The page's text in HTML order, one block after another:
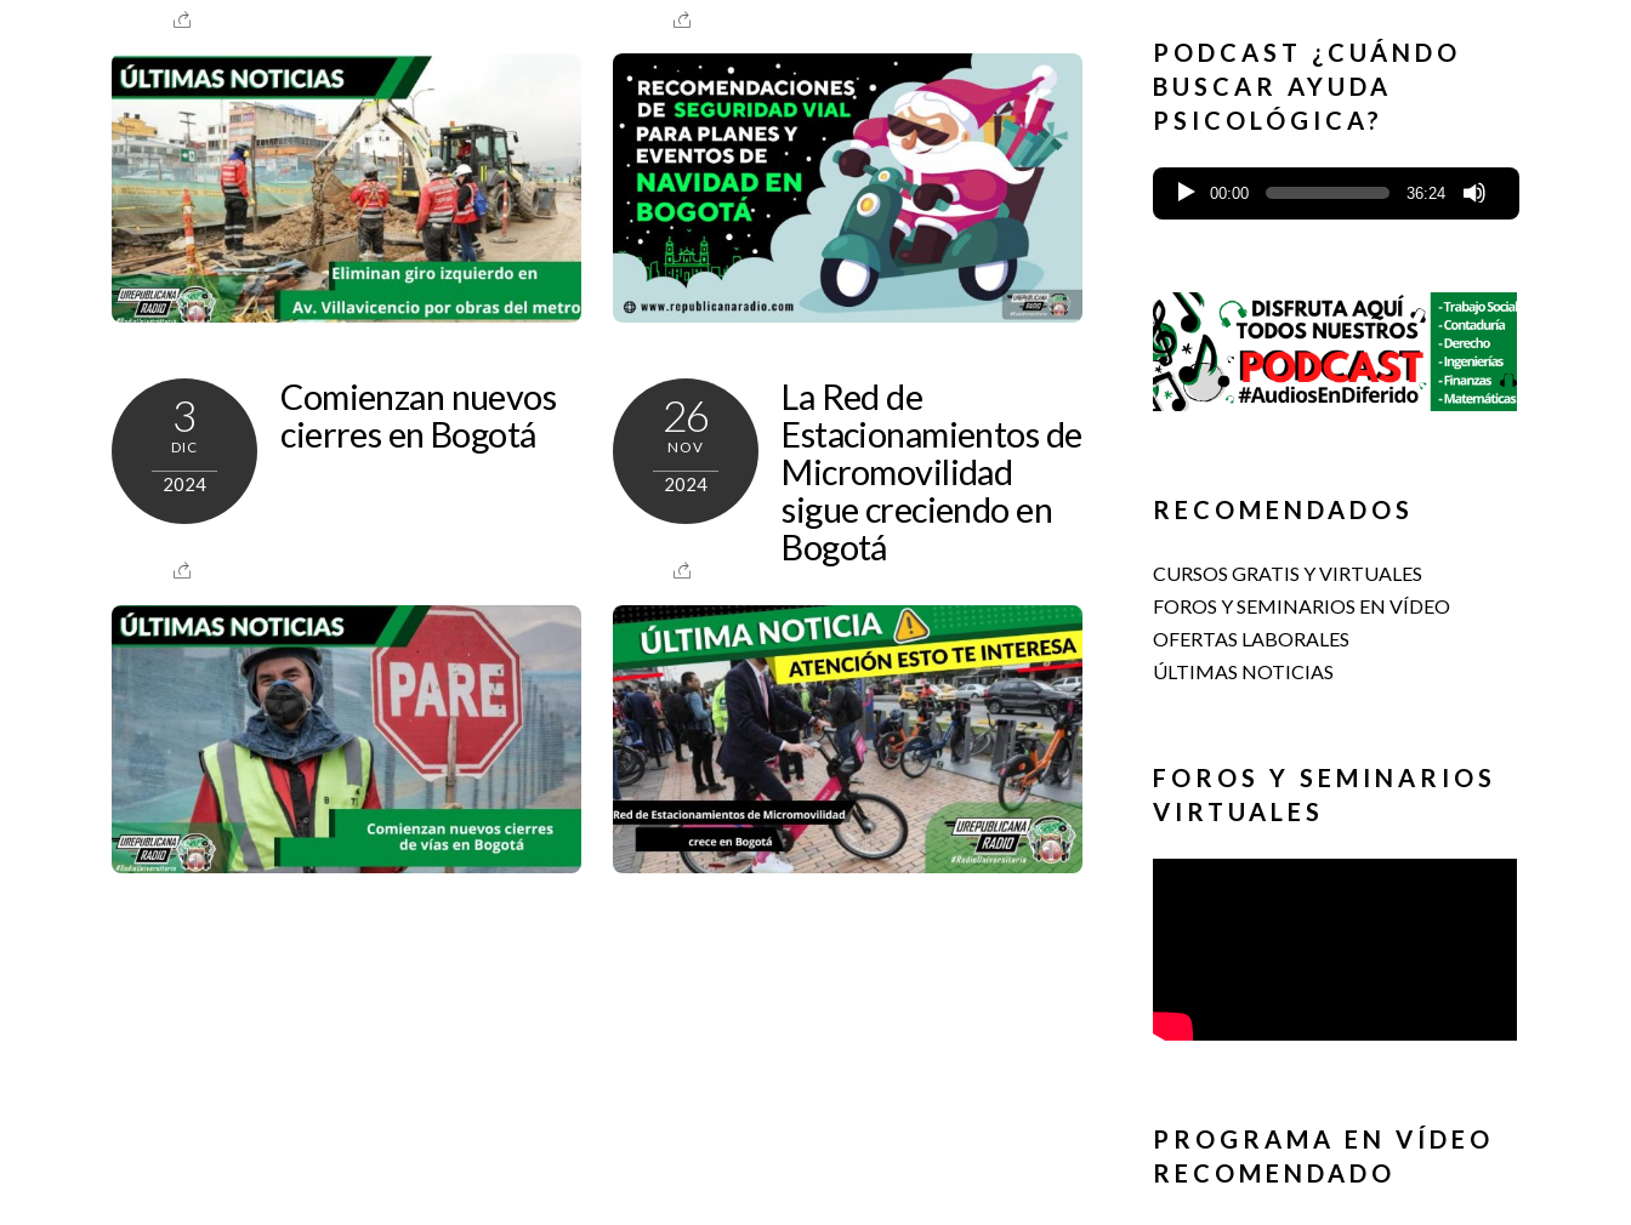
3
DIC
2024
Comienzan nuevos
cierres en Bogotá
26
NOV
2024
La Red de
Estacionamientos de
Micromovilidad
sigue creciendo en
Bogotá
PODCAST ¿CUÁNDO
BUSCAR AYUDA
PSICOLÓGICA?
00:00 36:24
RECOMENDADOS
CURSOS GRATIS Y VIRTUALES
FOROS Y SEMINARIOS EN VÍDEO
OFERTAS LABORALES
ÚLTIMAS NOTICIAS
FOROS Y SEMINARIOS
VIRTUALES
PROGRAMA EN VÍDEO
RECOMENDADO